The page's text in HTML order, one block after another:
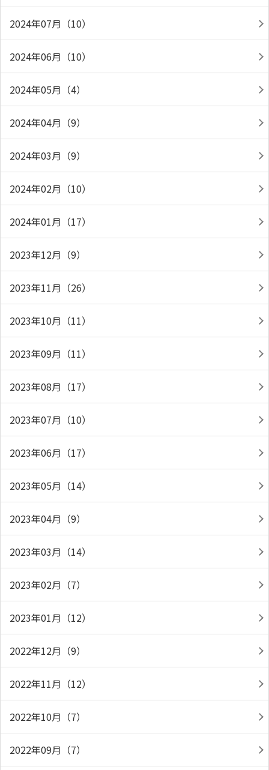
2024年07月（10）
2024年06月（10）
2024年05月（4）
2024年04月（9）
2024年03月（9）
2024年02月（10）
2024年01月（17）
2023年12月（9）
2023年11月（26）
2023年10月（11）
2023年09月（11）
2023年08月（17）
2023年07月（10）
2023年06月（17）
2023年05月（14）
2023年04月（9）
2023年03月（14）
2023年02月（7）
2023年01月（12）
2022年12月（9）
2022年11月（12）
2022年10月（7）
2022年09月（7）